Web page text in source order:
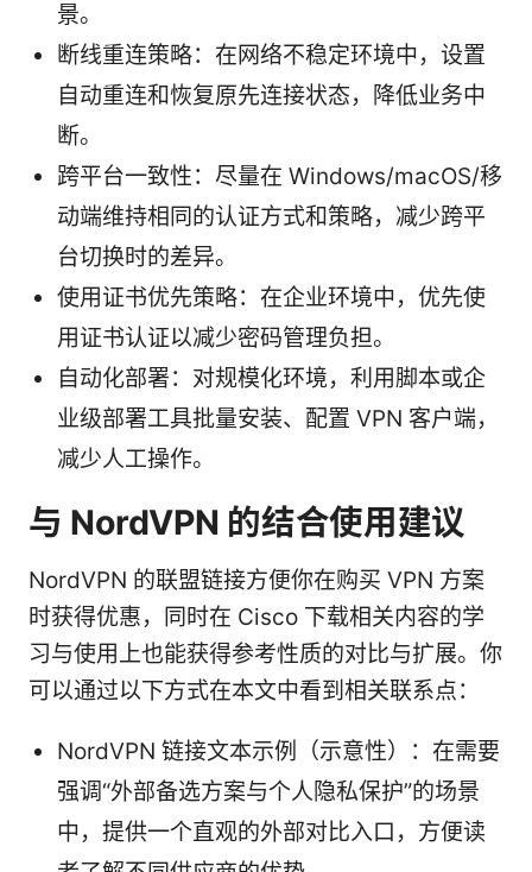
景。
断线重连策略：在网络不稳定环境中，设置
自动重连和恢复原先连接状态，降低业务中
断。
跨平台一致性：尽量在 Windows/macOS/移
动端维持相同的认证方式和策略，减少跨平
台切换时的差异。
使用证书优先策略：在企业环境中，优先使
用证书认证以减少密码管理负担。
自动化部署：对规模化环境，利用脚本或企
业级部署工具批量安装、配置 VPN 客户端，
减少人工操作。
与 NordVPN 的结合使用建议
NordVPN 的联盟链接方便你在购买 VPN 方案
时获得优惠，同时在 Cisco 下载相关内容的学
习与使用上也能获得参考性质的对比与扩展。你
可以通过以下方式在本文中看到相关联系点：
NordVPN 链接文本示例（示意性）：在需要
强调“外部备选方案与个人隐私保护”的场景
中，提供一个直观的外部对比入口，方便读